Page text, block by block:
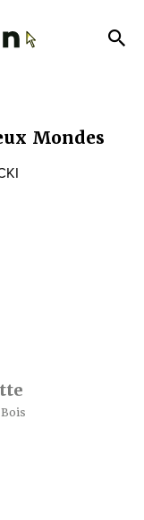
Mondes